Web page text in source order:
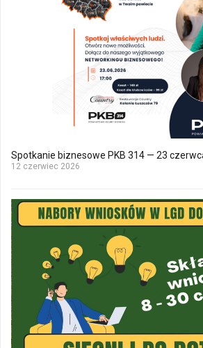
Spotkanie biznesowe PKB 314 — 23
12 czerwiec 2026